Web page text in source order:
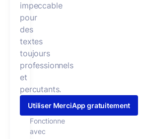
impeccable
pour
des
textes
toujours
professionnels
et
percutants.
Utiliser MerciApp gratuitement
Fonctionne
avec